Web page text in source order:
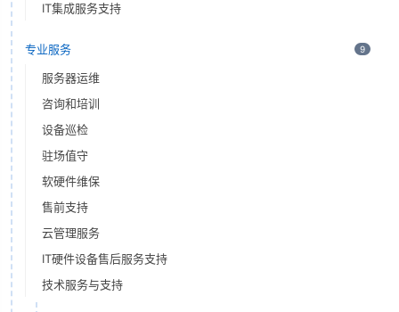
IT集成服务支持
专业服务 9
服务器运维
咨询和培训
设备巡检
驻场值守
软硬件维保
售前支持
云管理服务
IT硬件设备售后服务支持
技术服务与支持